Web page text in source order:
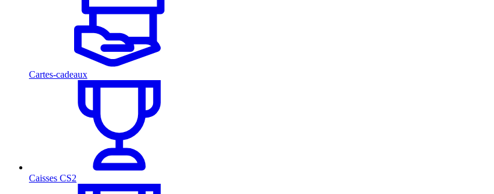
Cartes-cadeaux
Caisses CS2